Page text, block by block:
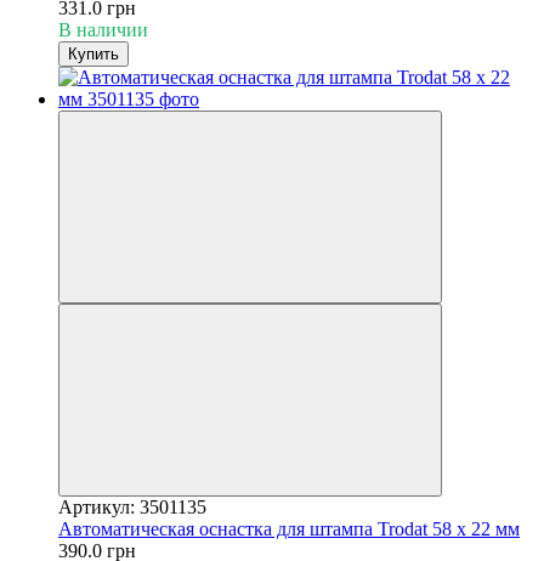
331.0 грн
В наличии
Купить
Артикул: 3501135
Автоматическая оснастка для штампа Trodat 58 х 22 мм
390.0 грн